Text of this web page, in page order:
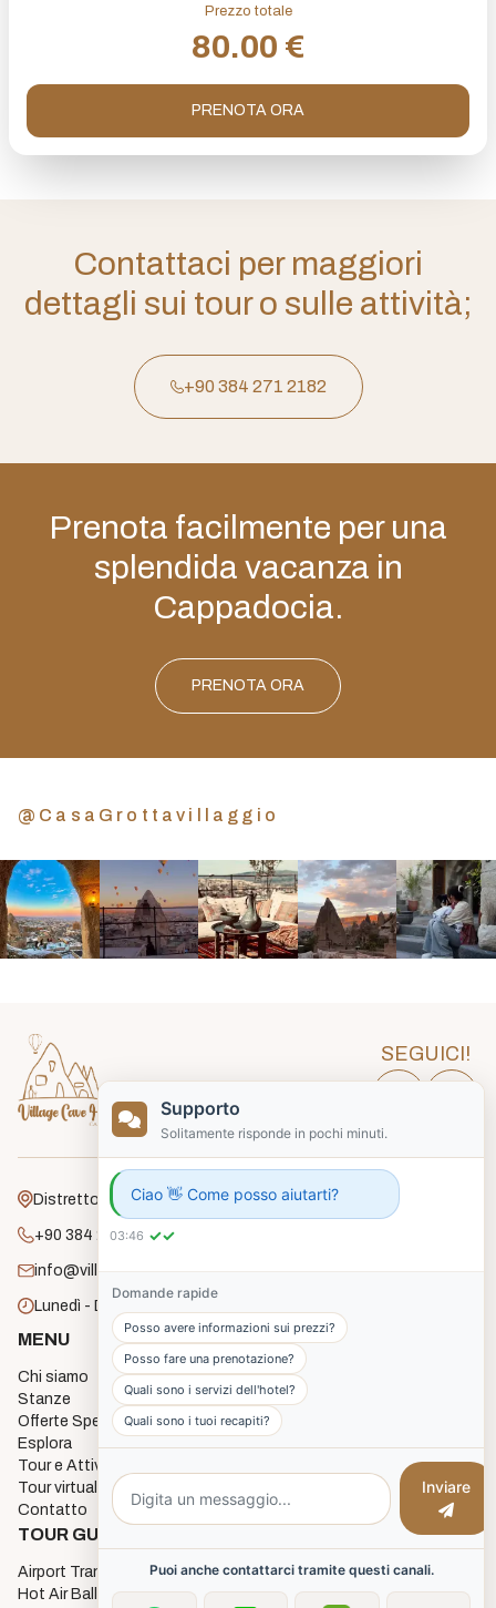
Prezzo totale
80.00 €
PRENOTA ORA
Contattaci per maggiori
dettagli sui tour o sulle attività;
+90 384 271 2182
Prenota facilmente per una
splendida vacanza in
Cappadocia.
PRENOTA ORA
@CasaGrottavillaggio
SEGUICI!
Distretto Gafelli, Via Unlu, n. 18, Goreme
+90 384 271 2182
info@villagecavehouse.com
Lunedì - Domenica: 8:00 - 22:00
MENU
Chi siamo
Stanze
Offerte Speciali
Esplora
Tour e Attività
Tour virtuale a 360 gradi
Contatto
STANZE
Economy Cave Rooms
Deluxe Cave Rooms
Deluxe Triple Cave Room
3 Single Bed Room
TOUR GUIDATA
Airport Transfers
Hot Air Balloon Flights
Supporto
Solitamente risponde in pochi minuti.
Ciao 👋 Come posso aiutarti?
03:46 ✓✓
Domande rapide
Posso avere informazioni sui prezzi?
Posso fare una prenotazione?
Quali sono i servizi dell'hotel?
Quali sono i tuoi recapiti?
Inviare
Puoi anche contattarci tramite questi canali.